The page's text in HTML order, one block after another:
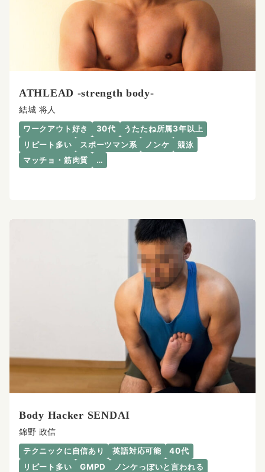
ATHLEAD -strength body-
結城 将人
ワークアウト好き 30代
うたたね所属3年以上
リピート多い
スポーツマン系 ノンケ
競泳
マッチョ・筋肉質
…
Body Hacker SENDAI
錦野 政信
テクニックに自信あり 英語対応可能
40代
リピート多い
GMPD
ノンケっぽいと言われる